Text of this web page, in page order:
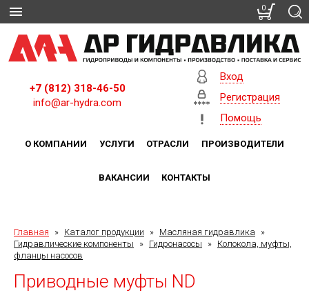
+7 (812) 318-46-50
info@ar-hydra.com
Вход
Регистрация
Помощь
О КОМПАНИИ УСЛУГИ ОТРАСЛИ ПРОИЗВОДИТЕЛИ
ВАКАНСИИ КОНТАКТЫ
Главная » Каталог продукции » Масляная гидравлика
»
Гидравлические компоненты
» Гидронасосы » Колокола, муфты,
фланцы насосов
Приводные муфты ND
0